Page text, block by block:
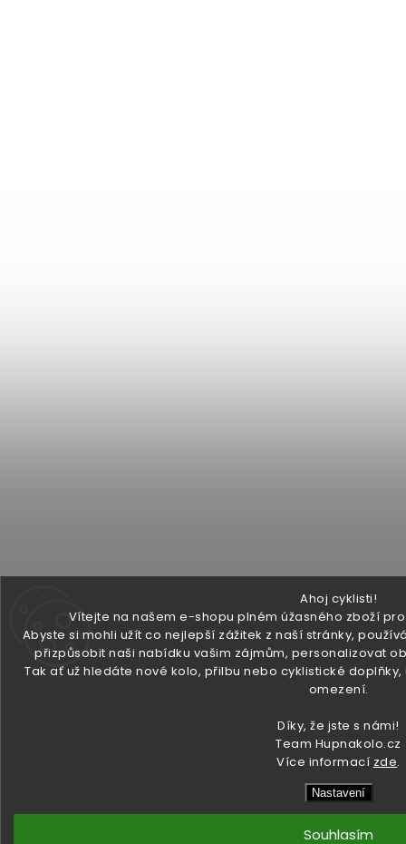
Ahoj cyklisti!
Vítejte na našem e-shopu plném úžasného zboží
Abyste si mohli užít co nejlepší zážitek z naší stránky,
přizpůsobit naši nabídku vašim zájmům, personalizovat
Tak ať už hledáte nové kolo, přilbu nebo cyklistické
omezení.
Díky, že jste s námi!
Team Hupnakolo.cz
Více informací zde.
Nastavení
Souhlasím